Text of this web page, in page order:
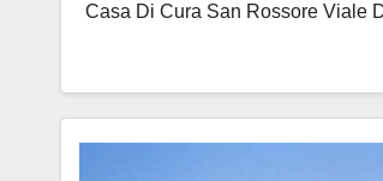
Casa Di Cura San Rossore Viale